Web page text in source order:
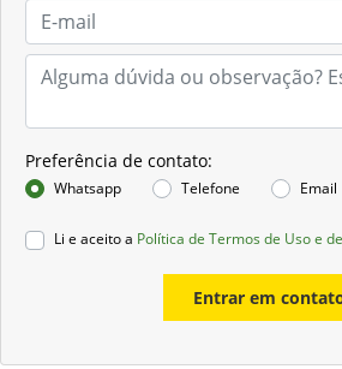
Preferência de contato:
Whatsapp Telefone Email
Li e aceito a Política de Termos de Uso e
Entrar em